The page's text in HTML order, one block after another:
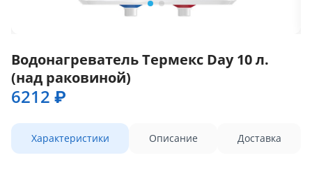
Водонагреватель Термекс Day 10 л.
(над раковиной)
6212 ₽
Характеристики Описание Доставка